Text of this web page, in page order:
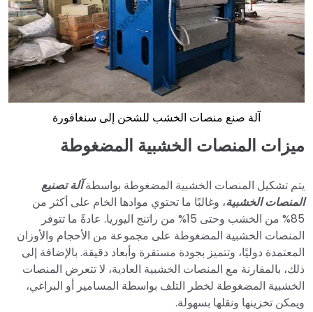
آلة صنع منصات الخشب للشحن إلى سنغافورة
ميزات المنصات الخشبية المضغوطة
يتم تشكيل المنصات الخشبية المضغوطة بواسطةآلة تصنيع
المنصات الخشبية، وغالبًا ما تحتوي موادها الخام على أكثر من
85% من الخشب وحتى 15% من راتنج اليوريا. عادةً ما تتوفر
المنصات الخشبية المضغوطة على مجموعة من الأحجام والأوزان
المعتمدة دوليًا، وتتميز بجودة مستقرة وأبعاد دقيقة. بالإضافة إلى
ذلك، بالمقارنة مع المنصات الخشبية العادية، لا تتعرض المنصات
الخشبية المضغوطة لخطر التلف بواسطة المسامير أو البراغي،
ويمكن تخزينها ونقلها بسهولة.